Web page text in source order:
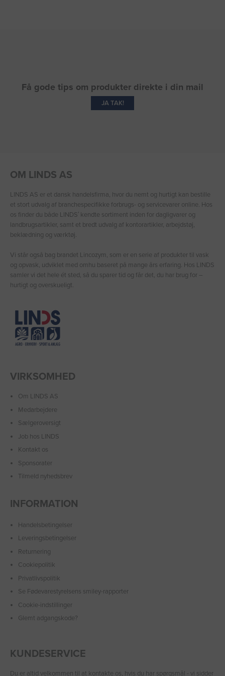
Få gode tips om produkter direkte i din mail
JA TAK!
OM LINDS AS
LINDS AS er et dansk handelsfirma, hvor du nemt og hurtigt kan bestille
et stort udvalg af branchespecifikke forbrugs- og servicevarer online. Hos
os finder du både LINDS′ kendte sortiment inden for dagligvarer og
landbrugsartikler, samt et bredt udvalg af kontorartikler, arbejdstøj,
beklædning og værktøj.
Vi står også bag brandet Lincozym, som er en serie af produkter til vask
og opvask, udviklet med omhu baseret på mange års erfaring. Hos LINDS
samler vi det hele ét sted, så du sparer tid og får det, du har brug for –
hurtigt og overskueligt.
VIRKSOMHED
Om LINDS AS
Medarbejdere
Sælgeroversigt
Job hos LINDS
Kontakt os
Sponsorater
Tilmeld nyhedsbrev
INFORMATION
Handelsbetingelser
Leveringsbetingelser
Returnering
Cookiepolitik
Privatlivspolitik
Se Fødevarestyrelsens smiley-rapporter
Cookie-indstillinger
Glemt adgangskode?
KUNDESERVICE
Du er altid velkommen til at kontakte os, hvis du har spørgsmål - vi sidder